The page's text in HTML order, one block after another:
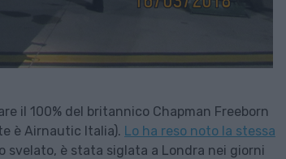
il 100% del britannico Chapman Freeborn
è Airnautic Italia). Lo ha reso noto la stessa
svelato, è stata siglata a Londra nei giorni